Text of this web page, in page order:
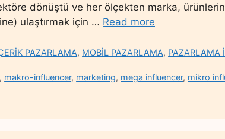
dönüştü ve her ölçekten marka,
ulaştırmak için … Read more
PAZARLAMA, MOBİL PAZARLAMA, PAZARLAMA
, makro-influencer, marketing, mega influencer, mikro